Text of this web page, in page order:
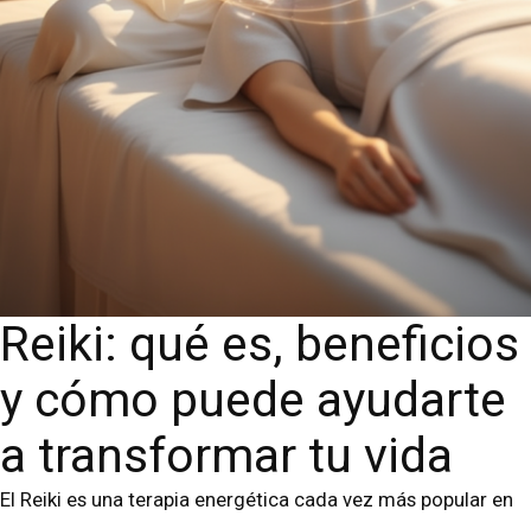
Reiki: qué es, beneficios
y cómo puede ayudarte
a transformar tu vida
El Reiki es una terapia energética cada vez más popular en